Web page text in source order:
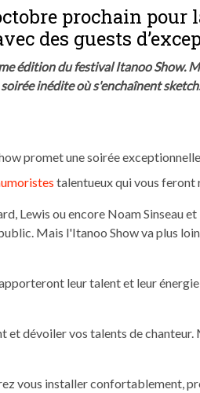
prochain pour
des guests
édition du festival Itanoo Show.
inédite où s'enchaînent
promet une soirée exceptionnelle
talentueux qui vous feront
Lewis ou encore Noam Sinseau
Mais l'Itanoo Show va plus
leur talent et leur
et dévoiler vos talents de
vous installer confortablement,